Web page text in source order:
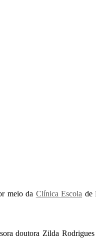
meio da Clínica Escola de
doutora Zilda